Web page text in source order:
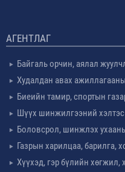
АГЕНТЛАГ
Байгаль орчин, аялал
Худалдан авах
Биеийн тамир, спортын
Шүүх шинжилгээний хэлтэс
Боловсрол, шинжлэх
Газрын харилцаа, барилга,
Хүүхэд, гэр бүлийн хөгжил,